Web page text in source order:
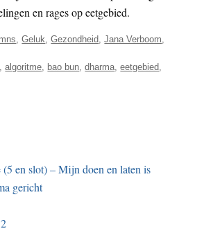
en rages op eetgebied.
,Geluk ,Gezondheid ,Jana Verboom
,algoritme bao bun ,dharma ,eetgebied
en slot) – Mijn doen en laten is
gericht